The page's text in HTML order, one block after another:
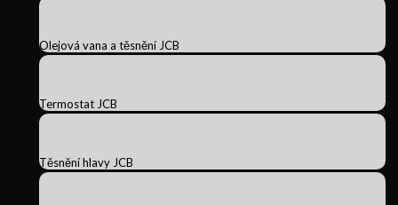
Olejová vana a těsnění JCB
Termostat JCB
Těsnění hlavy JCB